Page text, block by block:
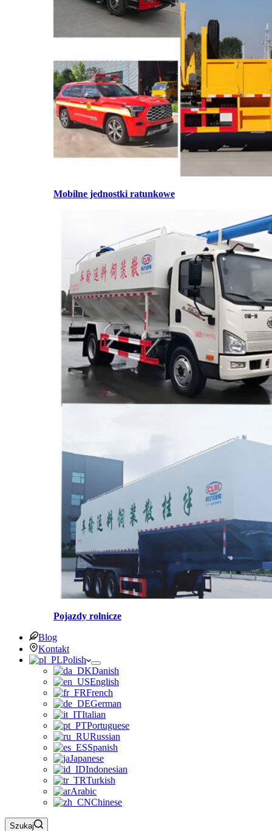
Mobilne jednostki ratunkowe
Pojazdy rolnicze
Blog
Kontakt
Polish
Danish
English
French
German
Italian
Portuguese
Russian
Spanish
Japanese
Indonesian
Turkish
Arabic
Chinese
Szukaj